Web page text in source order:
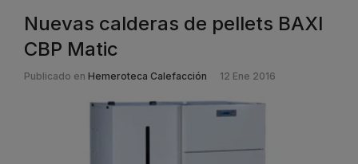
Nuevas calderas de pellets BAXI
CBP Matic
Publicado en Hemeroteca Calefacción 12 Ene 2016